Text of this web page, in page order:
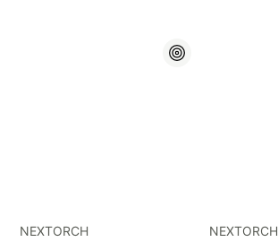
NEXTORCH
NEXTORCH